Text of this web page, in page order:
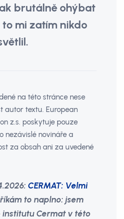
brutálně ohýbat
mi zatím nikdo
na této stránce nese
autor textu. European
z.s. poskytuje pouze
nezávislé novináře a
za obsah ani za uvedené
CERMAT: Velmi
to naplno: jsem
institutu Cermat v této